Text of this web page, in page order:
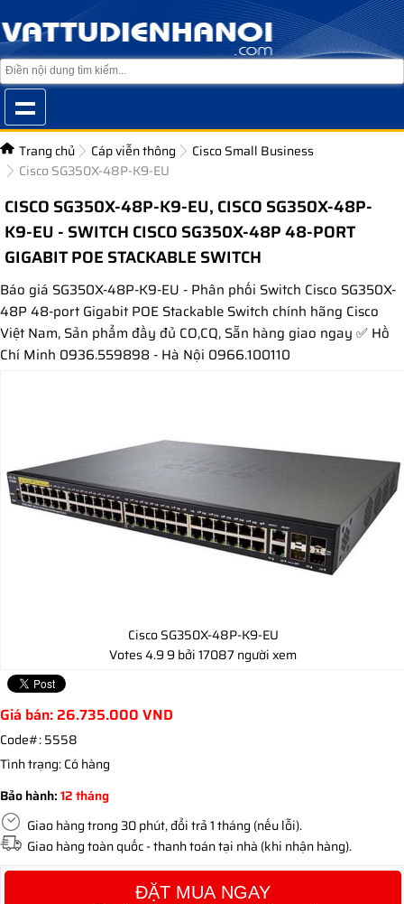
Trang chủ Cáp viễn thông
Cisco Small Business
Cisco SG350X-48P-K9-EU
CISCO SG350X-48P-K9-EU, CISCO SG350X-48P-
K9-EU - SWITCH CISCO SG350X-48P 48-PORT
GIGABIT POE STACKABLE SWITCH
Báo giá SG350X-48P-K9-EU - Phân phối Switch Cisco SG350X-
48P 48-port Gigabit POE Stackable Switch chính hãng Cisco
Việt Nam, Sản phẩm đầy đủ CO,CQ, Sẵn hàng giao ngay ✅ Hồ
Chí Minh 0936.559898 - Hà Nội 0966.100110
Cisco SG350X-48P-K9-EU
Votes4.99bởi 17087 người xem
Giá bán: 26.735.000 VND
Code#:5558
Tình trạng:Có hàng
Bảo hành:12 tháng
Giao hàng trong 30 phút, đổi trả 1 tháng (nếu lỗi).
Giao hàng toàn quốc - thanh toán tại nhà (khi nhận hàng).
ĐẶT MUA NGAY